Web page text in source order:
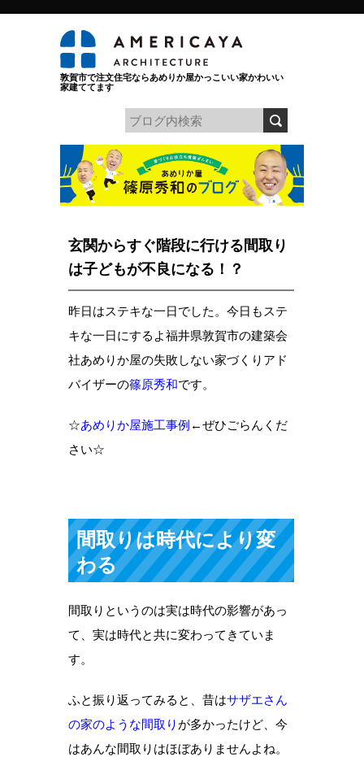
敦賀市で注文住宅ならあめりか屋かっこいい家かわいい
家建ててます
玄関からすぐ階段に行ける間取り
は子どもが不良になる！？
昨日はステキな一日でした。今日もステ
キな一日にするよ福井県敦賀市の建築会
社あめりか屋の失敗しない家づくりアド
バイザーの篠原秀和です。
☆あめりか屋施工事例 ←ぜひごらんくだ
さい☆
間取りは時代により変
わる
間取りというのは実は時代の影響があっ
て、実は時代と共に変わってきていま
す。
ふと振り返ってみると、昔はサザエさん
の家のような間取り が多かったけど、今
はあんな間取りはほぼありませんよね。